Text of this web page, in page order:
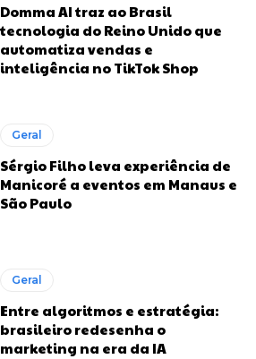
Domma AI traz ao Brasil
tecnologia do Reino Unido que
automatiza vendas e
inteligência no TikTok Shop
Geral
Sérgio Filho leva experiência de
Manicoré a eventos em Manaus e
São Paulo
Geral
Entre algoritmos e estratégia:
brasileiro redesenha o
marketing na era da IA